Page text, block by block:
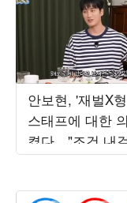
안보현, '재벌X
스태프에 대한
켰다…"조건 내
상남자 면모 ('목